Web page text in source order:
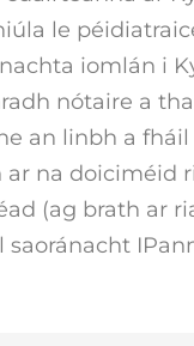
le
iomlán i
nótaire a
an linbh a fháil
ar na doiciméid
(ag brath ar